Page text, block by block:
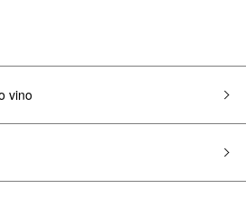
vino